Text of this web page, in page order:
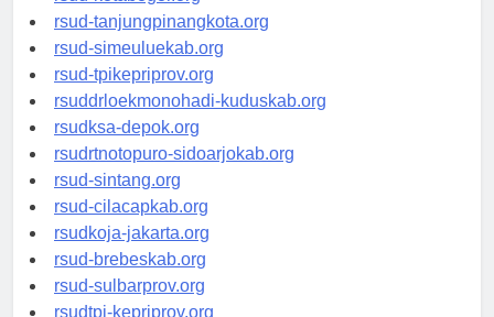
rsud-kotabogor.org
rsud-tanjungpinangkota.org
rsud-simeuluekab.org
rsud-tpikepriprov.org
rsuddrloekmonohadi-kuduskab.org
rsudksa-depok.org
rsudrtnotopuro-sidoarjokab.org
rsud-sintang.org
rsud-cilacapkab.org
rsudkoja-jakarta.org
rsud-brebeskab.org
rsud-sulbarprov.org